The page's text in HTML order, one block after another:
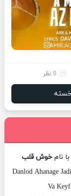
0 نظر
خسته
با نامخوش قلب
Danlod Ahanage
Va